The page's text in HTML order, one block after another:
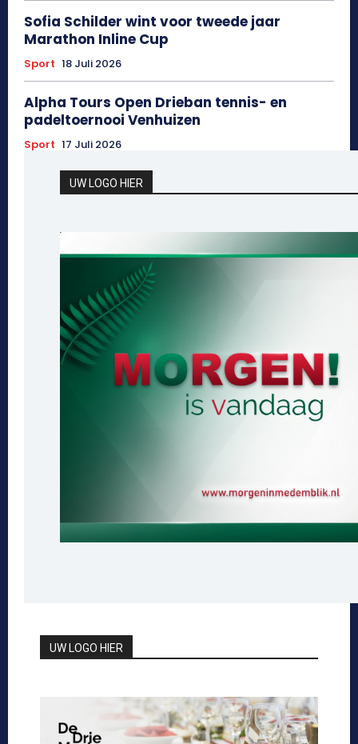
Sofia Schilder wint voor tweede jaar
Marathon Inline Cup
Sport 18 Juli 2026
Alpha Tours Open Drieban tennis- en
padeltoernooi Venhuizen
Sport 17 Juli 2026
UW LOGO HIER
UW LOGO HIER